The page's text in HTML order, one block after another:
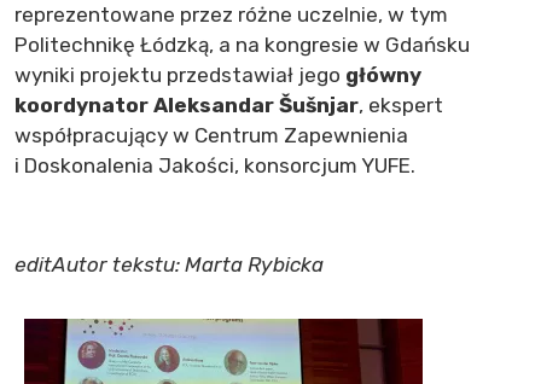
reprezentowane przez różne uczelnie, w tym
Politechnikę Łódzką, a na kongresie w Gdańsku
wyniki projektu przedstawiał jego główny
koordynator Aleksandar Šušnjar, ekspert
współpracujący w Centrum Zapewnienia
i Doskonalenia Jakości, konsorcjum YUFE.
editAutor tekstu: Marta Rybicka